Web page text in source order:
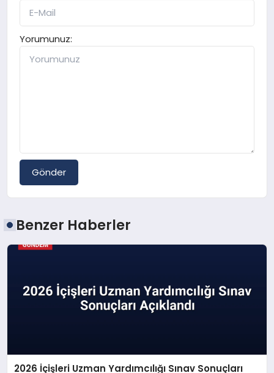
Yorumunuz:
Gönder
Benzer Haberler
2026 İçişleri Uzman Yardımcılığı Sınav Sonuçları